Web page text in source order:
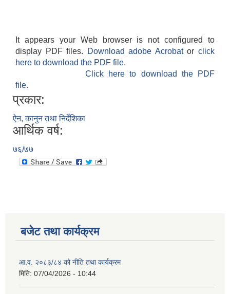
It appears your Web browser is not configured to
display PDF files.
Download adobe Acrobatorclick
here to download the PDF file.
Click here to download the PDF
file.
प्रकार:
ऐन, कानुन तथा निर्देशिका
आर्थिक वर्ष:
७६/७७
बजेट तथा कार्यक्रम
आ.व. २०८३/८४ को नीति तथा कार्यक्रम
मिति: 07/04/2026 - 10:44